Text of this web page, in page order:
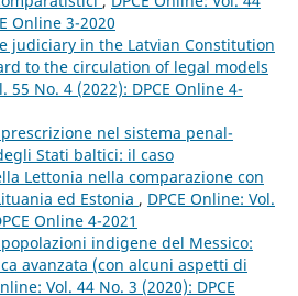
Online 3-2020
judiciary in the Latvian Constitution
to the circulation of legal models
55 No. 4 (2022): DPCE Online 4-
prescrizione nel sistema penal-
Stati baltici: il caso
Lettonia nella comparazione con
ed Estonia , DPCE Online: Vol.
Online 4-2021
popolazioni indigene del Messico:
avanzata (con alcuni aspetti di
Vol. 44 No. 3 (2020): DPCE